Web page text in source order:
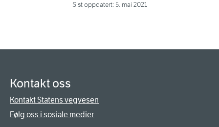
Sist oppdatert:5. mai 2021
Kontakt oss
Kontakt Statens vegvesen
Følg oss i sosiale medier